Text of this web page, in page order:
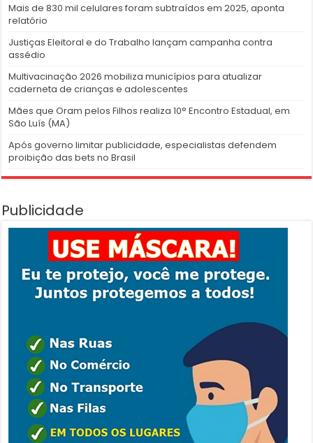
Mais de 830 mil celulares foram subtraídos em 2025, aponta
relatório
Justiças Eleitoral e do Trabalho lançam campanha contra
assédio
Multivacinação 2026 mobiliza municípios para atualizar
caderneta de crianças e adolescentes
Mães que Oram pelos Filhos realiza 10° Encontro Estadual, em
São Luís (MA)
Após governo limitar publicidade, especialistas defendem
proibição das bets no Brasil
Publicidade